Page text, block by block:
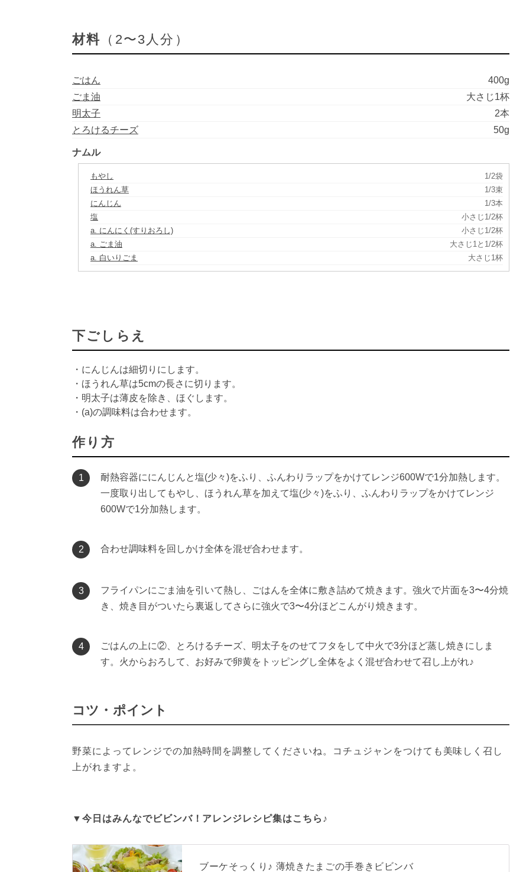
材料 （2〜3人分）
ごはん
400g
ごま油
大さじ1杯
明太子
2本
とろけるチーズ
50g
ナムル
もやし
1/2袋
ほうれん草
1/3束
にんじん
1/3本
塩
小さじ1/2杯
a. にんにく(すりおろし)
小さじ1/2杯
a. ごま油
大さじ1と1/2杯
a. 白いりごま
大さじ1杯
下ごしらえ
・にんじんは細切りにします。
・ほうれん草は5cmの長さに切ります。
・明太子は薄皮を除き、ほぐします。
・(a)の調味料は合わせます。
作り方
1
耐熱容器ににんじんと塩(少々)をふり、ふんわりラップをかけてレンジ600Wで1分加熱します。
一度取り出してもやし、ほうれん草を加えて塩(少々)をふり、ふんわりラップをかけてレンジ
600Wで1分加熱します。
2 合わせ調味料を回しかけ全体を混ぜ合わせます。
3
フライパンにごま油を引いて熱し、ごはんを全体に敷き詰めて焼きます。強火で片面を3〜4分焼
き、焼き目がついたら裏返してさらに強火で3〜4分ほどこんがり焼きます。
4
ごはんの上に②、とろけるチーズ、明太子をのせてフタをして中火で3分ほど蒸し焼きにしま
す。火からおろして、お好みで卵黄をトッピングし全体をよく混ぜ合わせて召し上がれ♪
コツ・ポイント
野菜によってレンジでの加熱時間を調整してくださいね。コチュジャンをつけても美味しく召し
上がれますよ。
▼今日はみんなでビビンバ！アレンジレシピ集はこちら♪
ブーケそっくり♪ 薄焼きたまごの手巻きビビンバ